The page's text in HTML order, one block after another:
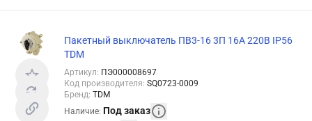
Пакетный выключатель ПВ3-16 3П 16А 220В IP56
TDM
Артикул: ПЭ000008697
Код производителя: SQ0723-0009
Бренд: TDM
Наличие: Под заказ